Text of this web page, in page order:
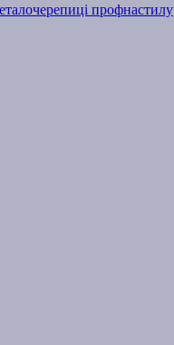
профнастилу